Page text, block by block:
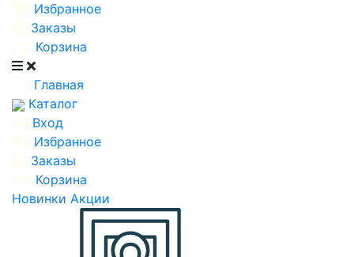
Избранное
Заказы
Корзина
Главная
Каталог
Вход
Избранное
Заказы
Корзина
Новинки Акции